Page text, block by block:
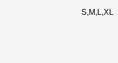
S,M,L,XL